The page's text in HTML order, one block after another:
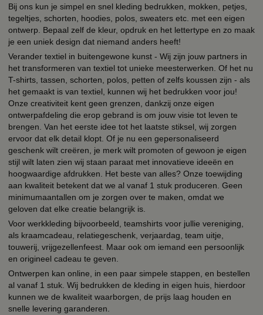
Bij ons kun je simpel en snel kleding bedrukken, mokken, petjes,
tegeltjes, schorten, hoodies, polos, sweaters etc. met een eigen
ontwerp. Bepaal zelf de kleur, opdruk en het lettertype en zo maak
je een uniek design dat niemand anders heeft!
Verander textiel in buitengewone kunst - Wij zijn jouw partners in
het transformeren van textiel tot unieke meesterwerken. Of het nu
T-shirts, tassen, schorten, polos, petten of zelfs koussen zijn - als
het gemaakt is van textiel, kunnen wij het bedrukken voor jou!
Onze creativiteit kent geen grenzen, dankzij onze eigen
ontwerpafdeling die erop gebrand is om jouw visie tot leven te
brengen. Van het eerste idee tot het laatste stiksel, wij zorgen
ervoor dat elk detail klopt. Of je nu een gepersonaliseerd
geschenk wilt creëren, je merk wilt promoten of gewoon je eigen
stijl wilt laten zien wij staan paraat met innovatieve ideeën en
hoogwaardige afdrukken. Het beste van alles? Onze toewijding
aan kwaliteit betekent dat we al vanaf 1 stuk produceren. Geen
minimumaantallen om je zorgen over te maken, omdat we
geloven dat elke creatie belangrijk is.
Voor werkkleding bijvoorbeeld, teamshirts voor jullie vereniging,
als kraamcadeau, relatiegeschenk, verjaardag, team uitje,
touwerij, vrijgezellenfeest. Maar ook om iemand een persoonlijk
en origineel cadeau te geven.
Ontwerpen kan online, in een paar simpele stappen, en bestellen
al vanaf 1 stuk. Wij bedrukken de kleding in eigen huis, hierdoor
kunnen we de kwaliteit waarborgen, de prijs laag houden en
snelle levering garanderen.